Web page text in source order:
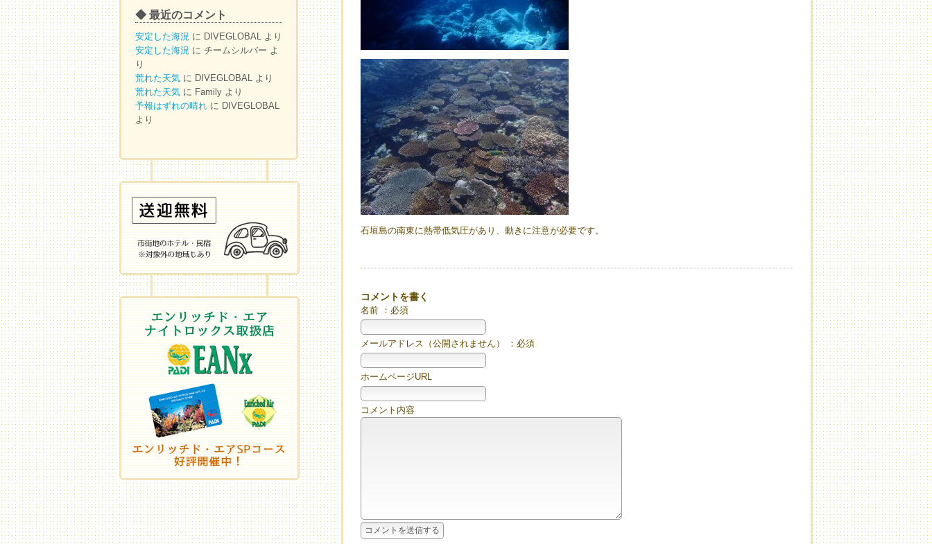
カ
イ
ブ
◆ 最近のコメント
安定した海況 に DIVEGLOBAL より
安定した海況 に チームシルバー よ
り
荒れた天気 に DIVEGLOBAL より
荒れた天気 に Family より
予報はずれの晴れ に DIVEGLOBAL
より
石垣島の南東に熱帯低気圧があり、動きに注意が必要です。
コメントを書く
名前 ：必須
メールアドレス（公開されません） ：必須
ホームページURL
コメント内容